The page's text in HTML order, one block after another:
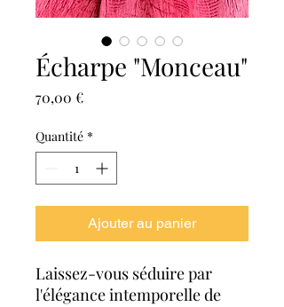
Écharpe "Monceau"
70,00 €Prix
Quantité *
Ajouter au panier
Laissez-vous séduire par
l'élégance intemporelle de